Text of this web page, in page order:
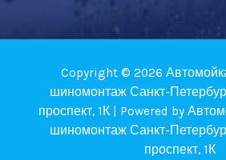
Copyright © 2026
шиномонтаж Санкт-
проспект, 1К | Powered by
шиномонтаж Санкт-
проспект, 1К